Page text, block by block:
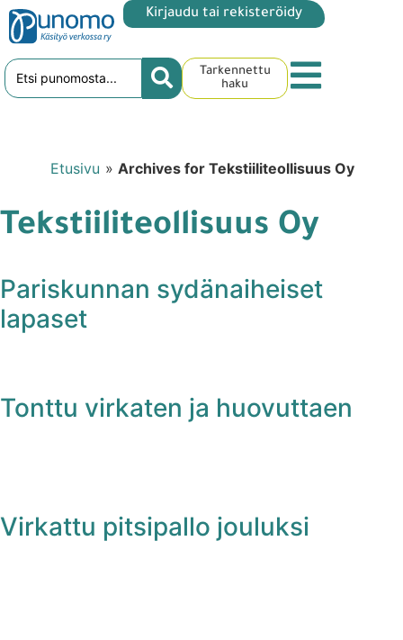
Kirjaudu tai rekisteröidy
Tarkennettu
haku
Etusivu » Archives for Tekstiiliteollisuus Oy
Tekstiiliteollisuus Oy
Pariskunnan sydänaiheiset
lapaset
Tonttu virkaten ja huovuttaen
Virkattu pitsipallo jouluksi